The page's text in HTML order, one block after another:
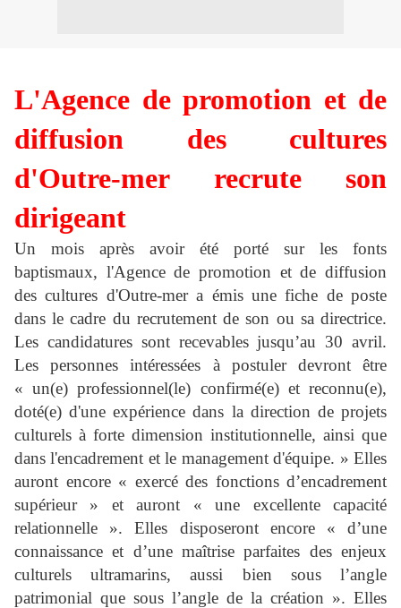
L'Agence de promotion et de
diffusion des cultures
d'Outre-mer recrute son
dirigeant
Un mois après avoir été porté sur les fonts
baptismaux, l'Agence de promotion et de diffusion
des cultures d'Outre-mer a émis une fiche de poste
dans le cadre du recrutement de son ou sa directrice.
Les candidatures sont recevables jusqu’au 30 avril.
Les personnes intéressées à postuler devront être
« un(e) professionnel(le) confirmé(e) et reconnu(e),
doté(e) d'une expérience dans la direction de projets
culturels à forte dimension institutionnelle, ainsi que
dans l'encadrement et le management d'équipe. » Elles
auront encore « exercé des fonctions d’encadrement
supérieur » et auront « une excellente capacité
relationnelle ». Elles disposeront encore « d’une
connaissance et d’une maîtrise parfaites des enjeux
culturels ultramarins, aussi bien sous l’angle
patrimonial que sous l’angle de la création ». Elles